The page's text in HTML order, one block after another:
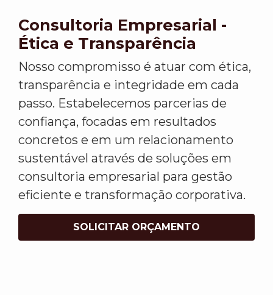
Consultoria Empresarial -
Ética e Transparência
Nosso compromisso é atuar com ética,
transparência e integridade em cada
passo. Estabelecemos parcerias de
confiança, focadas em resultados
concretos e em um relacionamento
sustentável através de soluções em
consultoria empresarial para gestão
eficiente e transformação corporativa.
SOLICITAR ORÇAMENTO